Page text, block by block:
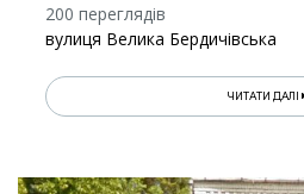
200 переглядів
вулиця Велика Бердичівська
ЧИТАТИ ДАЛІ